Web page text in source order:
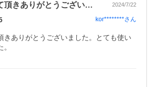
迅速に対応して頂きありがとうございまし… 2024/7/22
kor********さん
きありがとうございました。とても使い